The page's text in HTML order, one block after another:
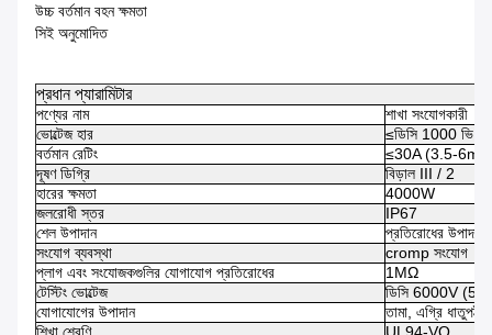
উচ্চ বর্তমান বহন ক্ষমতা
সিই অনুমোদিত
প্রধান প্যারামিটার
পণ্যের নাম
শাখা সংযোগকারী
ভোল্টেজ হার
≤ডিসি 1000 ভি
বর্তমান রেটিং
≤30A (3.5-
দূষণ ডিগ্রি
বিড়াল III / 2
হারের ক্ষমতা
4000W
জলরোধী স্তর
IP67
শেল উপাদান
প্রতিরোধের
সংযোগ ব্যবস্থা
cromp সংযোগ
প্লাগ এবং সংযোজকগুলির যোগাযোগ প্রতিরোধের
1MΩ
টেস্টিং ভোল্টেজ
ডিসি 6000V
যোগাযোগের উপাদান
তামা, এগ্রি